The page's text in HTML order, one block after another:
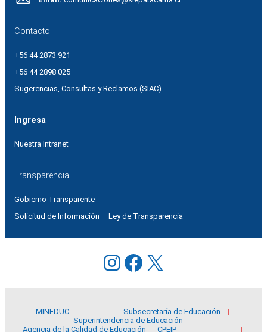
Contacto
+56 44 2873 921
+56 44 2898 025
Sugerencias, Consultas y Reclamos (SIAC)
Ingresa
Nuestra Intranet
Transparencia
Gobierno Transparente
Solicitud de Información – Ley de Transparencia
Instagram
Facebook
X
MINEDUC
Subsecretaría de Educación
Superintendencia de Educación
Agencia de la Calidad de Educación
CPEIP